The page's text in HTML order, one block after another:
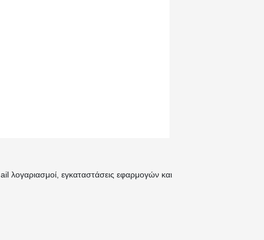
λογαριασμοί, εγκαταστάσεις εφαρμογών και